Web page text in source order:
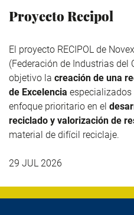
Proyecto Recipol
El proyecto RECIPOL de Novex
(Federación de Industrias del
objetivo la creación de una
de Excelencia especializados
enfoque prioritario en el
reciclado y valorización de
material de difícil reciclaje.
29 JUL 2026